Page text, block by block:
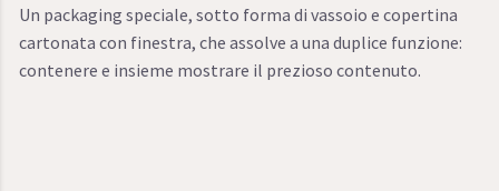
Un packaging speciale, sotto forma di vassoio e copertina
cartonata con finestra, che assolve a una duplice funzione:
contenere e insieme mostrare il prezioso contenuto.